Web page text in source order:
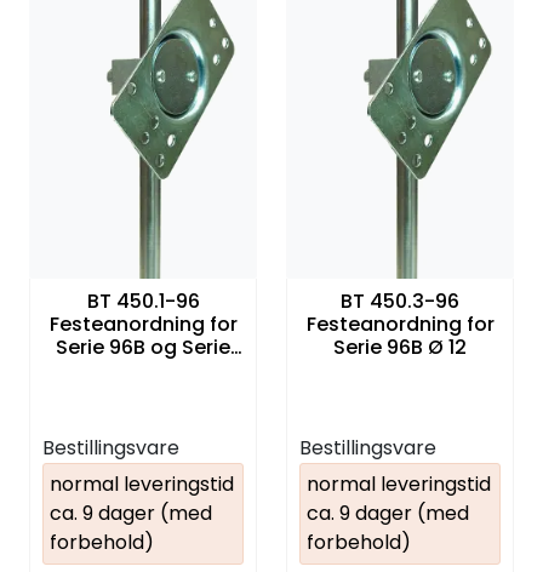
BT 450.1-96
Festeanordning for
Serie 96B og Serie
Bestillingsvare
normal leveringstid
ca. 9 dager (med
forbehold)
BT 450.3-96
Festeanordning for
Serie 96B Ø 12
Bestillingsvare
normal leveringstid
ca. 9 dager (med
forbehold)